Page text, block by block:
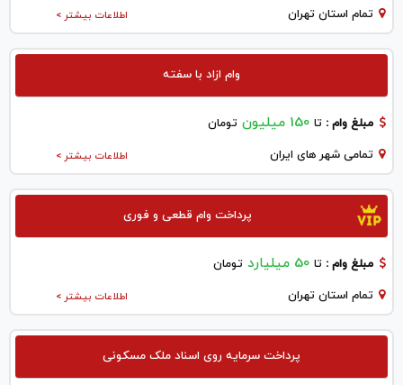
اطلاعات بیشتر > تمام استان تهران
وام ازاد با سفته
مبلغ وام : تا 150 میلیون تومان
اطلاعات بیشتر > تمامی شهر های ایران
پرداخت وام قطعی و فوری
مبلغ وام : تا 50 میلیارد تومان
اطلاعات بیشتر > تمام استان تهران
پرداخت سرمایه روی اسناد ملک مسکونی